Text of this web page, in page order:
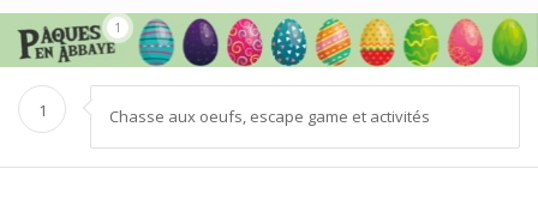
1
1 Chasse aux oeufs, escape game et activités